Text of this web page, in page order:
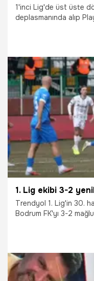
1'inci Lig'de üst üste
deplasmanında alıp
5.04.2026 Şampiy10
Trendyol 1. Lig'in 30.
Bodrum FK'yı 3-2